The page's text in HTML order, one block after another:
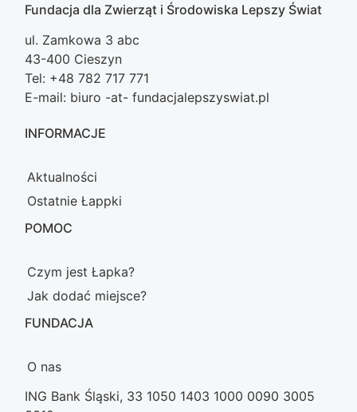
Fundacja dla Zwierząt i Środowiska Lepszy Świat
ul. Zamkowa 3 abc
43-400 Cieszyn
Tel: +48 782 717 771
E-mail: biuro -at- fundacjalepszyswiat.pl
INFORMACJE
Aktualności
Ostatnie Łappki
POMOC
Czym jest Łapka?
Jak dodać miejsce?
FUNDACJA
O nas
ING Bank Śląski, 33 1050 1403 1000 0090 3005